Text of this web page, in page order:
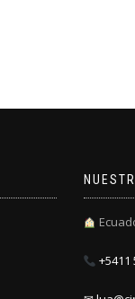
+5411